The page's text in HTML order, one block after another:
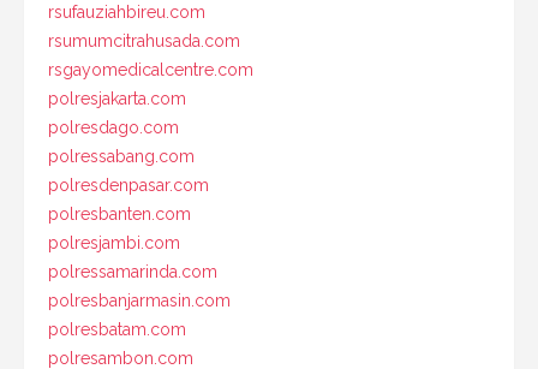
rsufauziahbireu.com
rsumumcitrahusada.com
rsgayomedicalcentre.com
polresjakarta.com
polresdago.com
polressabang.com
polresdenpasar.com
polresbanten.com
polresjambi.com
polressamarinda.com
polresbanjarmasin.com
polresbatam.com
polresambon.com